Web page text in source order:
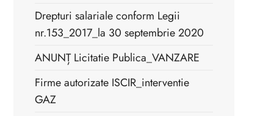
Drepturi salariale conform Legii
nr.153_2017_la 30 septembrie 2020
ANUNȚ Licitatie Publica_VANZARE
Firme autorizate ISCIR_interventie
GAZ